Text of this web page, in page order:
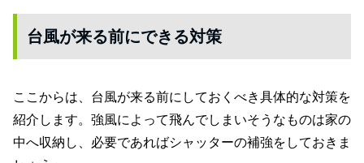
台風が来る前にできる対策
ここからは、台風が来る前にしておくべき具体的な対策を
紹介します。強風によって飛んでしまいそうなものは家の
中へ収納し、必要であればシャッターの補強をしておきま